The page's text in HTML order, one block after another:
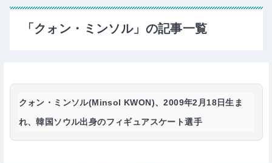
「クォン・ミンソル」の記事一覧
クォン・ミンソル(Minsol KWON)、2009年2月18日生ま
れ、韓国ソウル出身のフィギュアスケート選手